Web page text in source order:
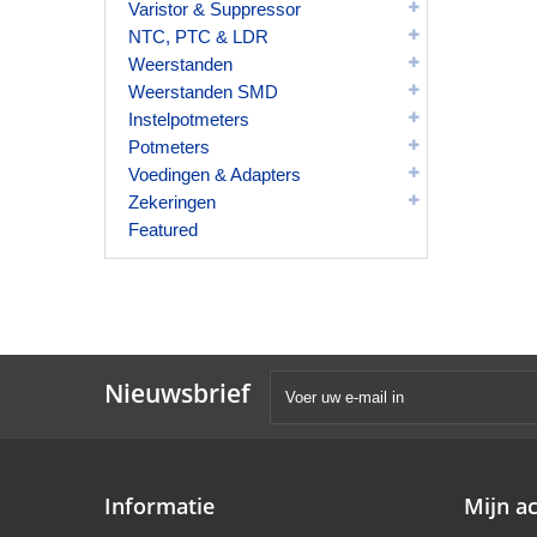
Varistor & Suppressor
NTC, PTC & LDR
Weerstanden
Weerstanden SMD
Instelpotmeters
Potmeters
Voedingen & Adapters
Zekeringen
Featured
Nieuwsbrief
Informatie Mijn